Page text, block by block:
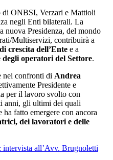
ONBSI, Verzari e Mattioli
negli Enti bilaterali. La
nuova Presidenza, del mondo
Multiservizi, contribuirà a
crescita dell’Ente e a
degli operatori del Settore.
nei confronti di Andrea
Presidente e
per il lavoro svolto con
anni, gli ultimi dei quali
ha fatto emergere con ancora
dei lavoratori e delle